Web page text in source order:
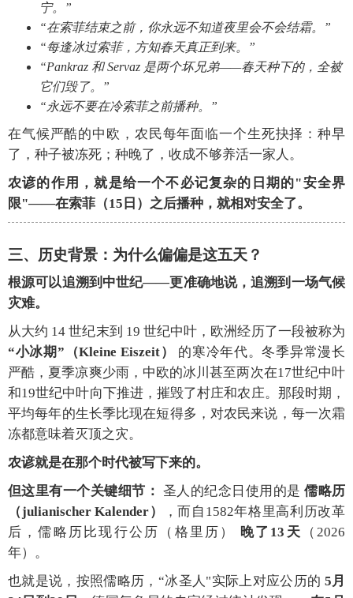
宁。”
“在索菲结束之前，你永远不知道夜里会不会结霜。”
“每逢冰过索菲，方知春天真正到来。”
“Pankraz 和 Servaz 是两个坏兄弟——春天种下的，全被
它们毁了。”
“永远不要在冷索菲之前播种。”
在气候严酷的中欧，农民每年面临一个生死抉择：种早
了，种子被冻死；种晚了，收成不够养活一家人。
农谚的作用，就是给一个不必记复杂的日期的"安全界
限"——在索菲（15日）之后播种，就相对安全了。
三、历史背景：为什么偏偏是这五天？
根源可以追溯到中世纪——更准确地说，追溯到一场气候
灾难。
从大约 14 世纪末到 19 世纪中叶，欧洲经历了一段被称为
“小冰期”（Kleine Eiszeit）
的寒冷年代。冬季异常漫长
严酷，夏季凉爽少雨，中欧的冰川甚至两次在17世纪中叶
和19世纪中叶向下推进，摧毁了村庄和农庄。那段时期，
平均每年的生长季比现在短得多，对农民来说，每一次霜
冻都意味着灭顶之灾。
农谚就是在那个时代被写下来的。
但这里有一个关键细节： 圣人的纪念日使用的是儒略历
（julianischer Kalender）
，而自1582年格里高利历改革
后，儒略历比现行公历（格里历） 晚了13天 （2026
年）。
也就是说，按照儒略历，“冰圣人"实际上对应公历的 5月